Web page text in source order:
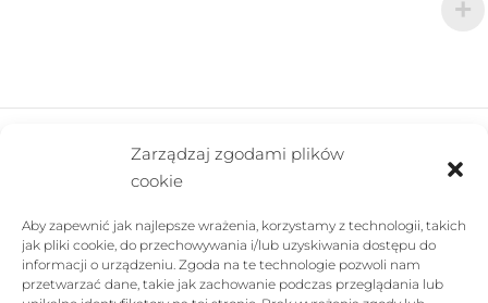
Zarządzaj zgodami plików
cookie
Aby zapewnić jak najlepsze wrażenia, korzystamy z technologii, takich
jak pliki cookie, do przechowywania i/lub uzyskiwania dostępu do
informacji o urządzeniu. Zgoda na te technologie pozwoli nam
przetwarzać dane, takie jak zachowanie podczas przeglądania lub
POMOC
SKLEP